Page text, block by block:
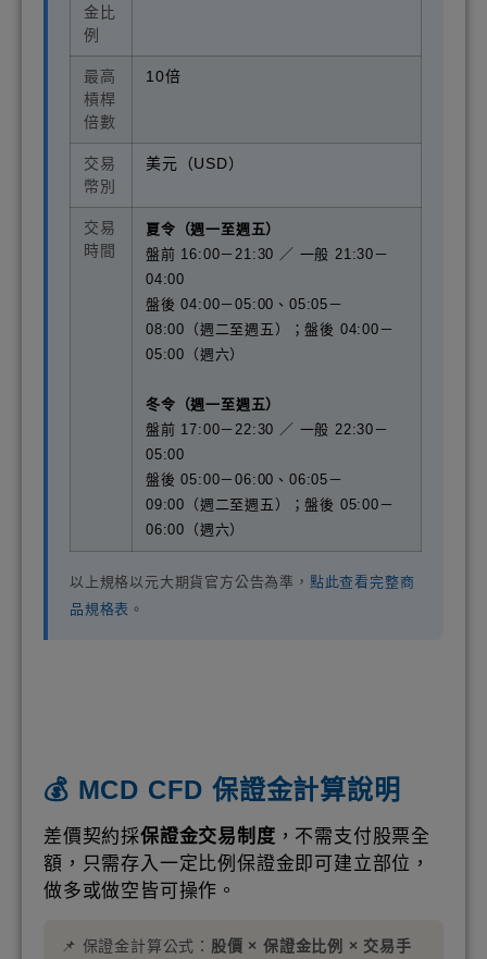
金比
例
最高
槓桿
倍數
10倍
交易
幣別
美元（USD）
交易
時間
夏令（週一至週五）
盤前 16:00－21:30 ／ 一般 21:30－
04:00
盤後 04:00－05:00、05:05－
08:00（週二至週五）；盤後 04:00－
05:00（週六）
冬令（週一至週五）
盤前 17:00－22:30 ／ 一般 22:30－
05:00
盤後 05:00－06:00、06:05－
09:00（週二至週五）；盤後 05:00－
06:00（週六）
以上規格以元大期貨官方公告為準， 點此查看完整商
品規格表 。
💰 MCD CFD 保證金計算說明
差價契約採保證金交易制度 ，不需支付股票全
額，只需存入一定比例保證金即可建立部位，
做多或做空皆可操作。
📌 保證金計算公式： 股價 × 保證金比例 × 交易手